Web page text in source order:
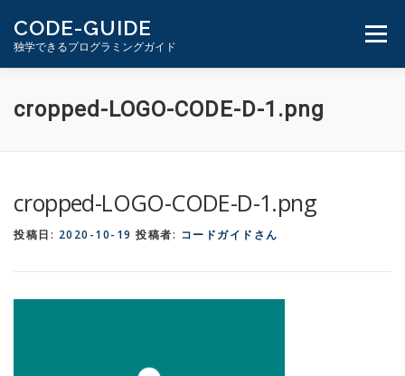
ン
CODE-GUIDE
独学できるプログラミングガイド
メニュ
１分動画とテキスト PHP学習ガイド
cropped-LOGO-CODE-D-1.png
cropped-LOGO-CODE-D-1.png
投稿日: 2020-10-19 投稿者: コードガイドさん